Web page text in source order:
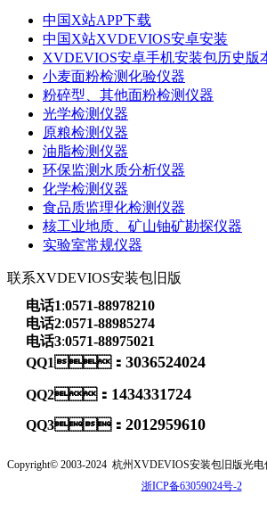
中国X站APP下载
中国X站XVDEVIOS安卓安装
XVDEVIOS安卓手机安装包历史版
小麦面粉检测化验仪器
粉碎型、其他面粉检测仪器
光学检测仪器
原粮检测仪器
油脂检测仪器
环保监测水质分析仪器
化学检测仪器
食品质监理化检测仪器
核工业地质、矿山铀矿勘探仪器
实验室常规仪器
联系XVDEVIOS安装包旧版
电话1:0571-88978210
电话2:0571-88985274
电话3:0571-88975021
QQ1： 3036524024
QQ2： 1434331724
QQ3： 2012959610
Copyright© 2003-2024 杭州XVDEVIOS安装包旧版光电
浙ICP备63059024号-2